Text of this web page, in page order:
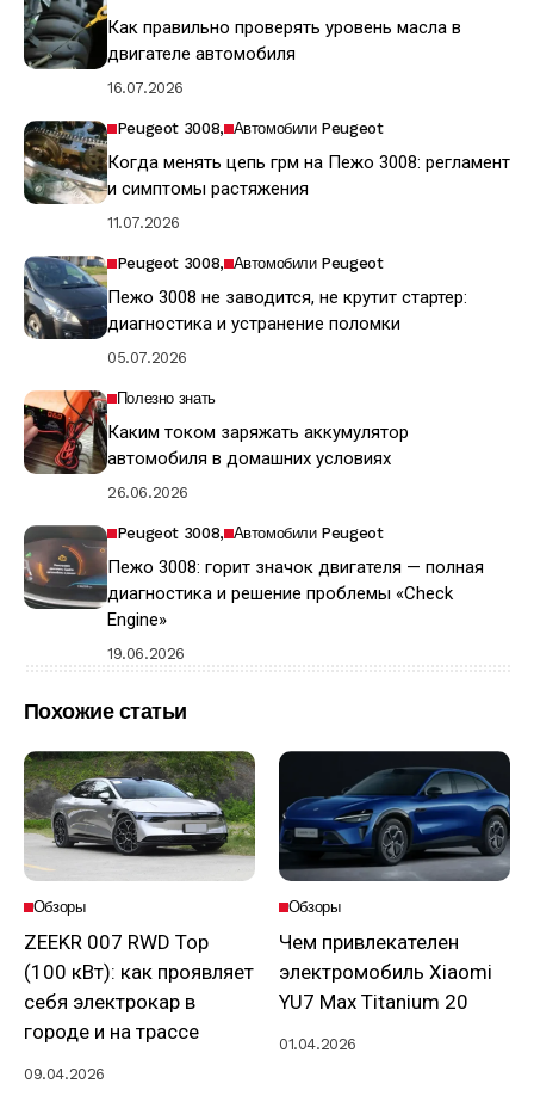
Как правильно проверять уровень масла в
двигателе автомобиля
16.07.2026
Peugeot 3008 Автомобили Peugeot
Когда менять цепь грм на Пежо 3008: регламент
и симптомы растяжения
11.07.2026
Peugeot 3008 Автомобили Peugeot
Пежо 3008 не заводится, не крутит стартер:
диагностика и устранение поломки
05.07.2026
Полезно знать
Каким током заряжать аккумулятор
автомобиля в домашних условиях
26.06.2026
Peugeot 3008 Автомобили Peugeot
Пежо 3008: горит значок двигателя — полная
диагностика и решение проблемы «Check
Engine»
19.06.2026
Похожие статьи
Обзоры
ZEEKR 007 RWD Top
(100 кВт): как проявляет
себя электрокар в
городе и на трассе
09.04.2026
Обзоры
Чем привлекателен
электромобиль Xiaomi
YU7 Max Titanium 20
01.04.2026